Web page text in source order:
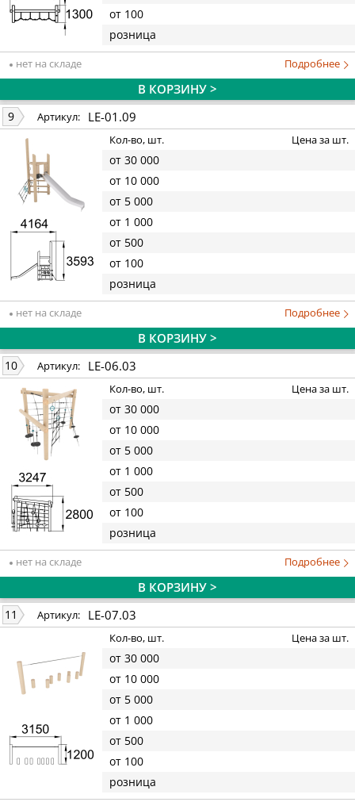
от 100
розница
нет на складе Подробнее
В КОРЗИНУ >
9 Артикул: LE-01.09
Кол-во, шт. Цена за шт.
от 30 000
от 10 000
от 5 000
от 1 000
от 500
от 100
розница
нет на складе Подробнее
В КОРЗИНУ >
10 Артикул: LE-06.03
Кол-во, шт. Цена за шт.
от 30 000
от 10 000
от 5 000
от 1 000
от 500
от 100
розница
нет на складе Подробнее
В КОРЗИНУ >
11 Артикул: LE-07.03
Кол-во, шт. Цена за шт.
от 30 000
от 10 000
от 5 000
от 1 000
от 500
от 100
розница